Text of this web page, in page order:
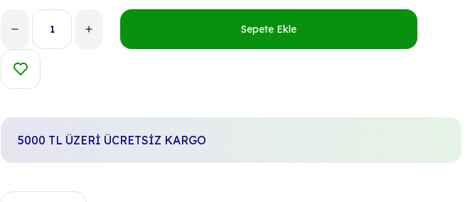
Sepete Ekle
5000 TL ÜZERİ ÜCRETSİZ KARGO